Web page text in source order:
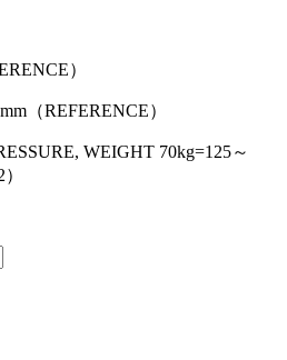
）
（REFERENCE）
WEIGHT 70kg=125～